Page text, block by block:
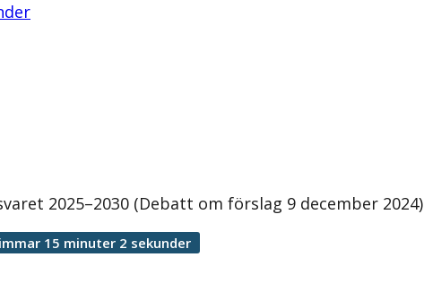
2025–2030 (Debatt om förslag 9 december 2024)
15 minuter 2 sekunder